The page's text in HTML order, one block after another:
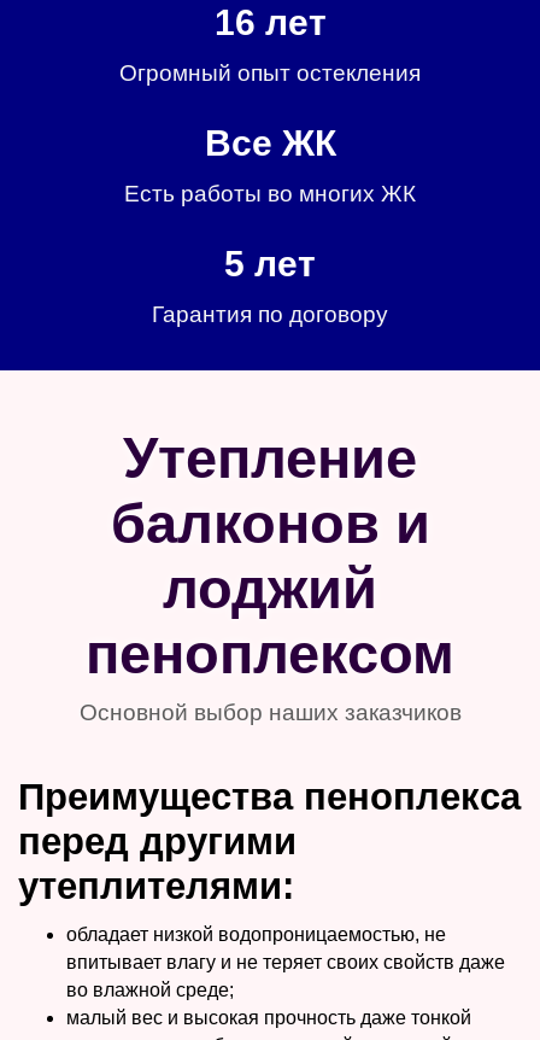
16 лет
Огромный опыт остекления
Все ЖК
Есть работы во многих ЖК
5 лет
Гарантия по договору
Утепление
балконов и
лоджий
пеноплексом
Основной выбор наших заказчиков
Преимущества пеноплекса
перед другими
утеплителями:
обладает низкой водопроницаемостью, не
впитывает влагу и не теряет своих свойств даже
во влажной среде;
малый вес и высокая прочность даже тонкой